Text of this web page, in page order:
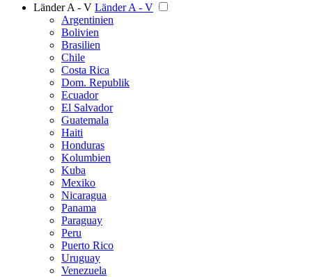
Länder A - V Länder A - V
Argentinien
Bolivien
Brasilien
Chile
Costa Rica
Dom. Republik
Ecuador
El Salvador
Guatemala
Haiti
Honduras
Kolumbien
Kuba
Mexiko
Nicaragua
Panama
Paraguay
Peru
Puerto Rico
Uruguay
Venezuela